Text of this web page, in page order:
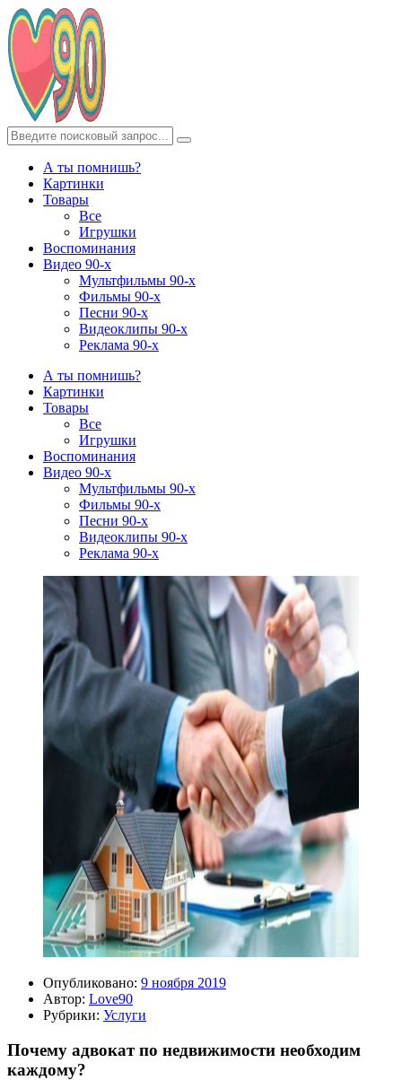
А ты помнишь?
Картинки
Товары
Все
Игрушки
Воспоминания
Видео 90-х
Мультфильмы 90-х
Фильмы 90-х
Песни 90-х
Видеоклипы 90-х
Реклама 90-х
А ты помнишь?
Картинки
Товары
Все
Игрушки
Воспоминания
Видео 90-х
Мультфильмы 90-х
Фильмы 90-х
Песни 90-х
Видеоклипы 90-х
Реклама 90-х
Опубликовано: 9 ноября 2019
Автор: Love90
Рубрики: Услуги
Почему адвокат по недвижимости необходим
каждому?